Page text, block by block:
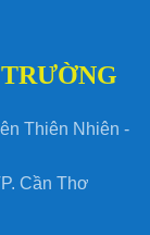
Thiên Nhiên -
Cần Thơ